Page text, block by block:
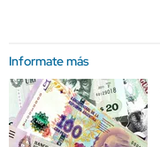
Informate más